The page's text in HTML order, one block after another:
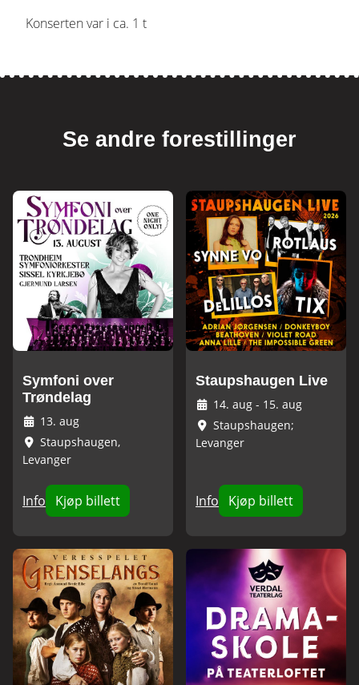
Konserten var i ca. 1 t
Se andre forestillinger
Symfoni over
Trøndelag
13. aug
Staupshaugen,
Levanger
Info Kjøp billett
Staupshaugen Live
14. aug - 15. aug
Staupshaugen;
Levanger
Info Kjøp billett